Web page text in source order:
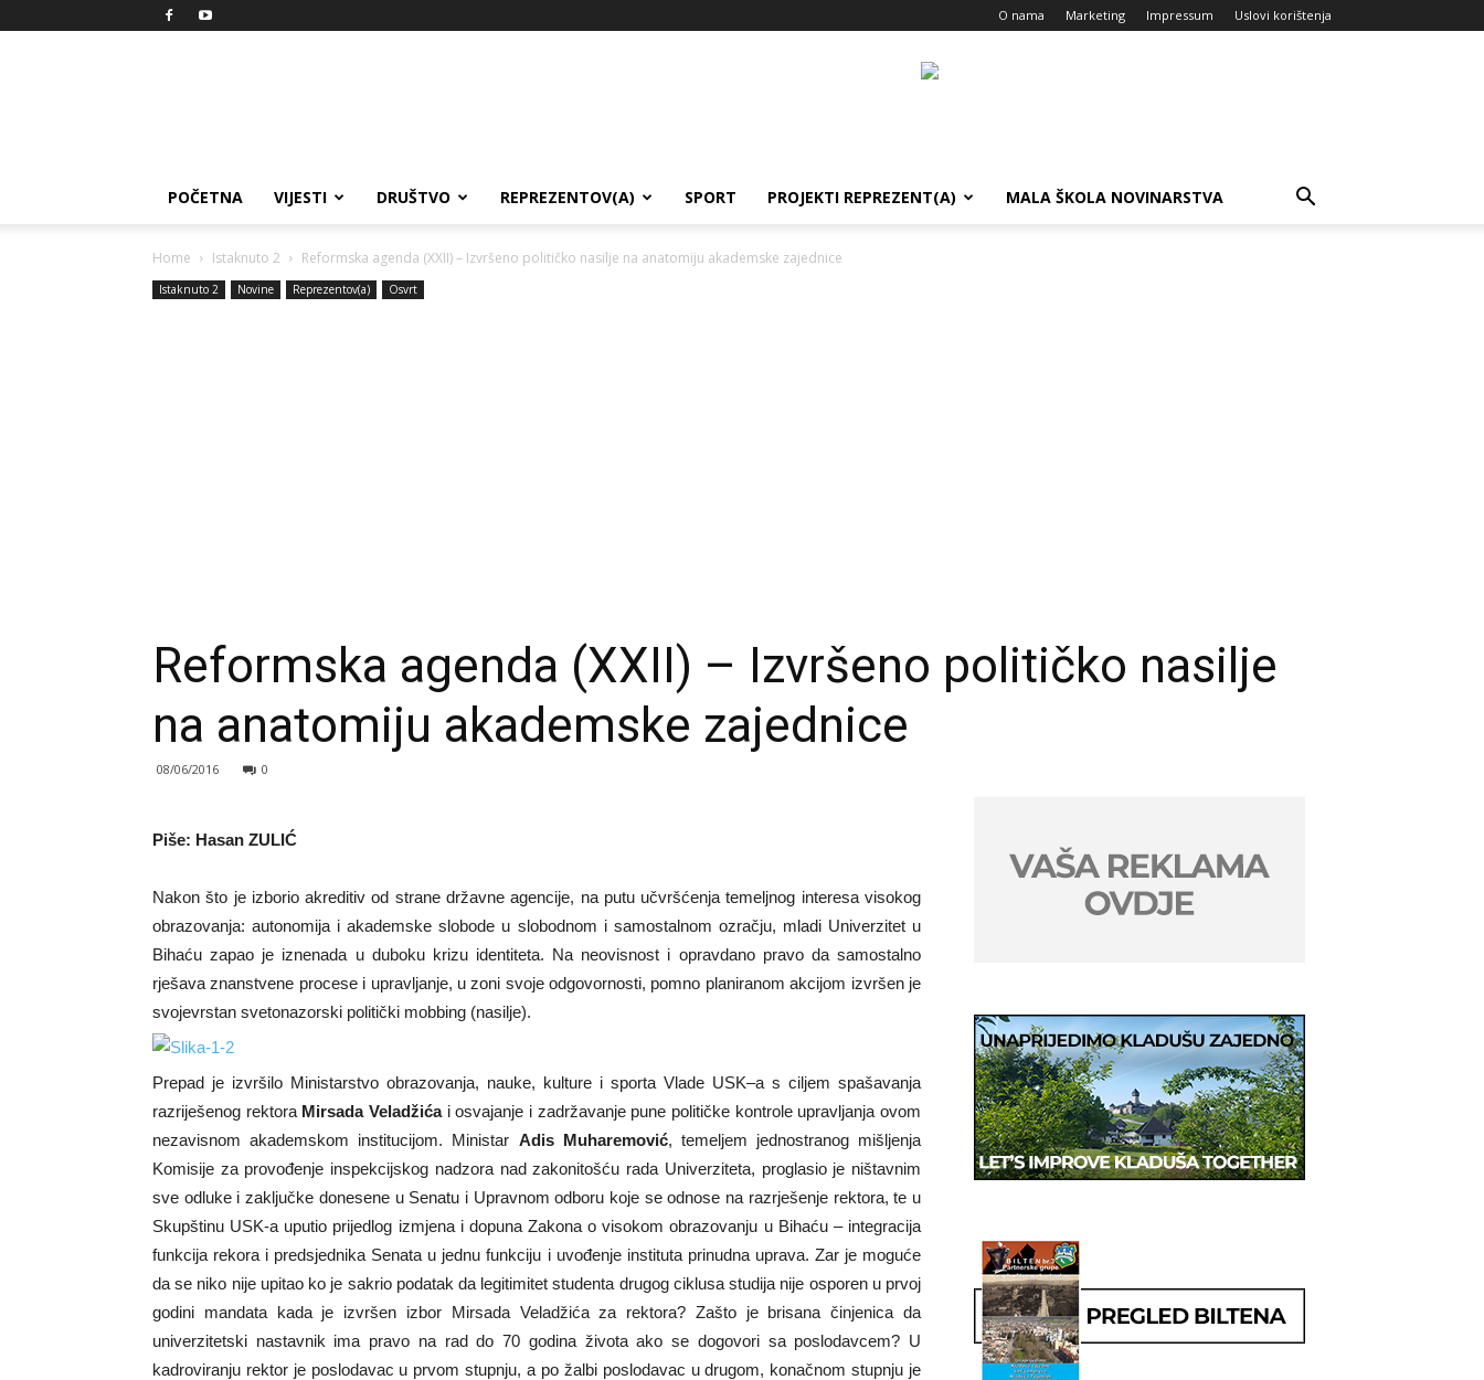
O nama Marketing Impressum Uslovi korištenja
POČETNA VIJESTI DRUŠTVO REPREZENTOV(A) SPORT PROJEKTI REPREZENT(A) MALA ŠKOLA NOVINARSTVA
Home Istaknuto 2 Reformska agenda (XXII) – Izvršeno političko nasilje na anatomiju akademske zajednice
Istaknuto 2 Novine Reprezentov(a) Osvrt
Reformska agenda (XXII) – Izvršeno političko nasilje
na anatomiju akademske zajednice
08/06/2016 0
Piše: Hasan ZULIĆ
Nakon što je izborio akreditiv od strane državne agencije, na putu učvršćenja temeljnog interesa visokog
obrazovanja: autonomija i akademske slobode u slobodnom i samostalnom ozračju, mladi Univerzitet u
Bihaću zapao je iznenada u duboku krizu identiteta. Na neovisnost i opravdano pravo da samostalno
rješava znanstvene procese i upravljanje, u zoni svoje odgovornosti, pomno planiranom akcijom izvršen je
svojevrstan svetonazorski politički mobbing (nasilje).
Prepad je izvršilo Ministarstvo obrazovanja, nauke, kulture i sporta Vlade USK–a s ciljem spašavanja
razriješenog rektora Mirsada Veladžićai osvajanje i zadržavanje pune političke kontrole upravljanja ovom
nezavisnom akademskom institucijom. Ministar Adis Muharemović, temeljem jednostranog mišljenja
Komisije za provođenje inspekcijskog nadzora nad zakonitošću rada Univerziteta, proglasio je ništavnim
sve odluke i zaključke donesene u Senatu i Upravnom odboru koje se odnose na razrješenje rektora, te u
Skupštinu USK-a uputio prijedlog izmjena i dopuna Zakona o visokom obrazovanju u Bihaću – integracija
funkcija rekora i predsjednika Senata u jednu funkciju i uvođenje instituta prinudna uprava. Zar je moguće
da se niko nije upitao ko je sakrio podatak da legitimitet studenta drugog ciklusa studija nije osporen u prvoj
godini mandata kada je izvršen izbor Mirsada Veladžića za rektora? Zašto je brisana činjenica da
univerzitetski nastavnik ima pravo na rad do 70 godina života ako se dogovori sa poslodavcem? U
kadroviranju rektor je poslodavac u prvom stupnju, a po žalbi poslodavac u drugom, konačnom stupnju je